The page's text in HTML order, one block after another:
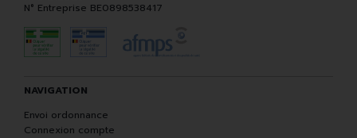
N° Entreprise BE0898538417
NAVIGATION
Envoi ordonnance
Connexion compte